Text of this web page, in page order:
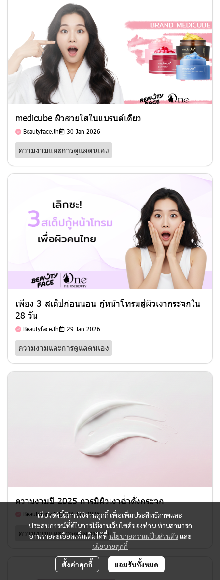
medicube ผิวสวยใสในแบรนด์เดียว
Beautyface.th 30 Jan 2026
ความงามและการดูแลตนเอง
เพียง 3 สเต็ปก่อนนอน กู้หน้าโทรมสู่ผิวเงากระจกใน
28 วัน
Beautyface.th 29 Jan 2026
ความงามและการดูแลตนเอง
ความงามปี 2025 การมีผิวเงาฉ่ำดั่งกระจก
Beautyface.th 28 Jan 2026
ความงามและการดูแลตนเอง
เว็บไซต์นี้มีการใช้งานคุกกี้ เพื่อเพิ่มประสิทธิภาพและ
ประสบการณ์ที่ดีในการใช้งานเว็บไซต์ของท่าน ท่านสามารถ
อ่านรายละเอียดเพิ่มเติมได้ที่นโยบายความเป็นส่วนตัว และ
นโยบายคุกกี้
ตั้งค่าคุกกี้ ยอมรับทั้งหมด